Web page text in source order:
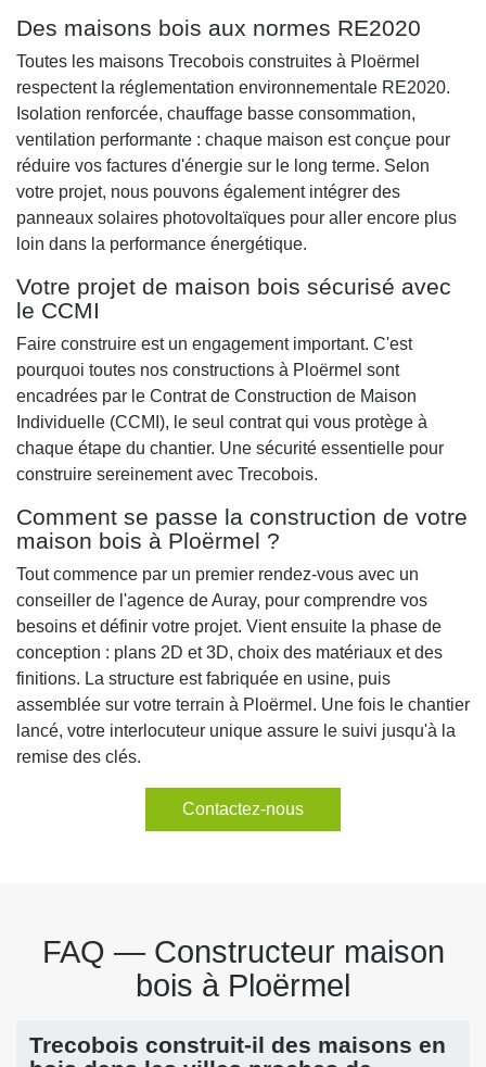
Des maisons bois aux normes RE2020
Toutes les maisons Trecobois construites à Ploërmel
respectent la réglementation environnementale RE2020.
Isolation renforcée, chauffage basse consommation,
ventilation performante : chaque maison est conçue pour
réduire vos factures d'énergie sur le long terme. Selon
votre projet, nous pouvons également intégrer des
panneaux solaires photovoltaïques pour aller encore plus
loin dans la performance énergétique.
Votre projet de maison bois sécurisé avec
le CCMI
Faire construire est un engagement important. C'est
pourquoi toutes nos constructions à Ploërmel sont
encadrées par le Contrat de Construction de Maison
Individuelle (CCMI), le seul contrat qui vous protège à
chaque étape du chantier. Une sécurité essentielle pour
construire sereinement avec Trecobois.
Comment se passe la construction de votre
maison bois à Ploërmel ?
Tout commence par un premier rendez-vous avec un
conseiller de l'agence de Auray, pour comprendre vos
besoins et définir votre projet. Vient ensuite la phase de
conception : plans 2D et 3D, choix des matériaux et des
finitions. La structure est fabriquée en usine, puis
assemblée sur votre terrain à Ploërmel. Une fois le chantier
lancé, votre interlocuteur unique assure le suivi jusqu'à la
remise des clés.
Contactez-nous
FAQ — Constructeur maison
bois à Ploërmel
Trecobois construit-il des maisons en